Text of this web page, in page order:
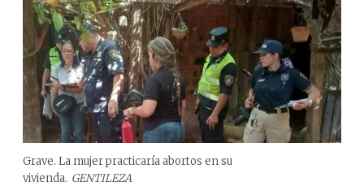
Grave. La mujer practicaría abortos en su
vivienda. GENTILEZA